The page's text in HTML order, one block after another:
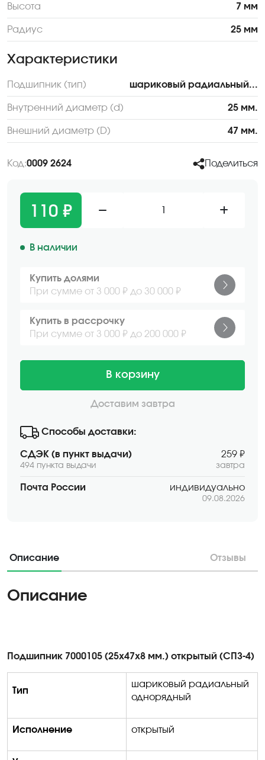
Высота 7 мм
Радиус 25 мм
Характеристики
Подшипник (тип) шариковый радиальный...
Внутренний диаметр (d) 25 мм.
Внешний диаметр (D) 47 мм.
Код:0009 2624 Поделиться
110 ₽
В наличии
Купить долями
При сумме от 3 000 ₽ до 30 000 ₽
Купить в рассрочку
При сумме от 3 000 ₽ до 200 000 ₽
В корзину
Доставим завтра
Способы доставки:
СДЭК (в пункт выдачи)
494 пункта выдачи
259 ₽
завтра
Почта России индивидуально
09.08.2026
Описание Отзывы
Описание
Подшипник 7000105 (25х47х8 мм.) открытый (СПЗ-4)
Тип
шариковый радиальный
однорядный
Исполнение открытый